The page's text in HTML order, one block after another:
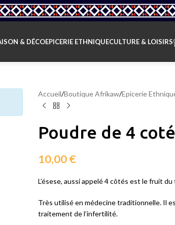
& DÉCOEPICERIE ETHNIQUECULTURE & LOISIRS
Accueil/Boutique Afrikaw/Epicerie
Poudre de 4
10,00€
L’ésese, aussi appelé 4 côtés est le fruit
Très utilisé en médecine traditionnelle. Il
traitement de l’infertilité.